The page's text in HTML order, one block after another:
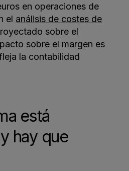
en operaciones de
el análisis de costes de
sobre el
sobre el margen es
la contabilidad
está
hay que